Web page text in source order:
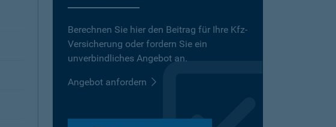
Berechnen Sie hier den Beitrag für Ihre Kfz-
Versicherung oder fordern Sie ein
unverbindliches Angebot an.
Angebot anfordern